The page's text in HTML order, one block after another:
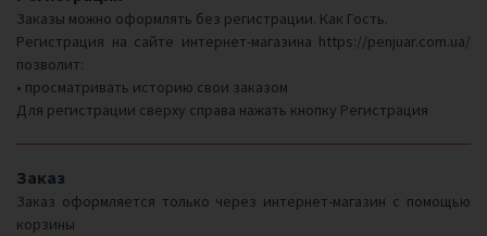
Заказы можно оформлять без регистрации. Как Гость.
Регистрация на сайте интернет-магазина https://penjuar.com.ua/
позволит:
• просматривать историю свои заказом
Для регистрации сверху справа нажать кнопку Регистрация
Заказ
Заказ оформляется только через интернет-магазин с помощью
корзины